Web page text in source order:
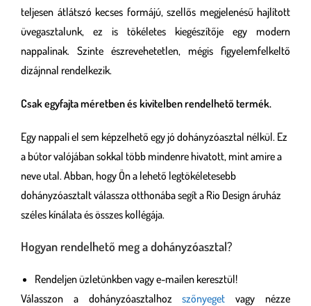
teljesen átlátszó kecses formájú, szellős megjelenésű hajlított
üvegasztalunk, ez is tökéletes kiegészítője egy modern
nappalinak. Szinte észrevehetetlen, mégis figyelemfelkeltő
dizájnnal rendelkezik.
Csak egyfajta méretben és kivitelben rendelhető termék.
Egy nappali el sem képzelhető egy jó dohányzóasztal nélkül. Ez
a bútor valójában sokkal több mindenre hivatott, mint amire a
neve utal. Abban, hogy Ön a lehető legtökéletesebb
dohányzóasztalt válassza otthonába segít a Rio Design áruház
széles kínálata és összes kollégája.
Hogyan rendelhető meg a dohányzóasztal?
Rendeljen üzletünkben vagy e-mailen keresztül!
Válasszon a dohányzóasztalhozszőnyeget vagy nézze